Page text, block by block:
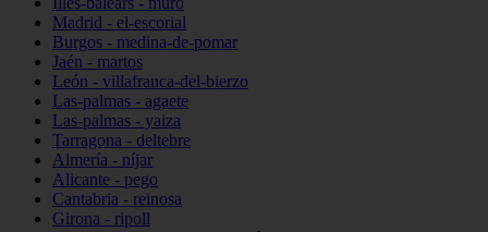
Madrid - el-escorial
Burgos - medina-de-pomar
Jaén - martos
León - villafranca-del-bierzo
Las-palmas - agaete
Las-palmas - yaiza
Tarragona - deltebre
Almería - níjar
Alicante - pego
Cantabria - reinosa
Girona - ripoll